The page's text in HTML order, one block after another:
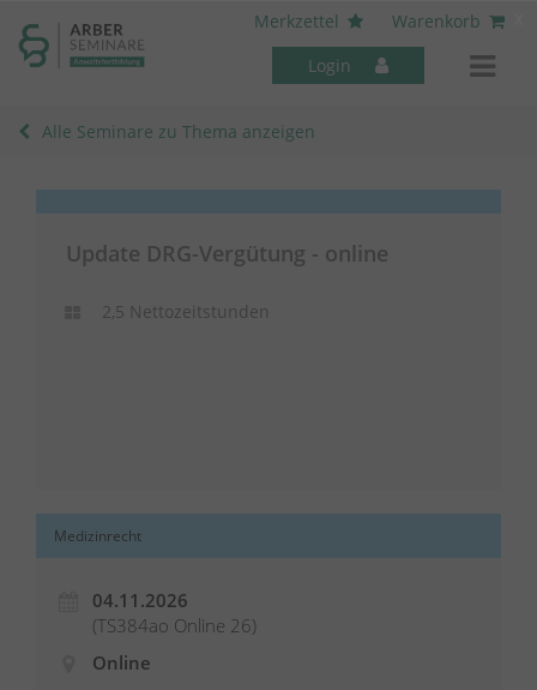
Merkzettel
Warenkorb
Login
Alle Seminare zu Thema anzeigen
Update DRG-Vergütung - online
2,5 Nettozeitstunden
Medizinrecht
04.11.2026
(TS384ao Online 26)
Online